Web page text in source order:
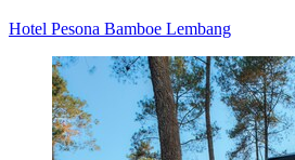
Hotel Pesona Bamboe Lembang